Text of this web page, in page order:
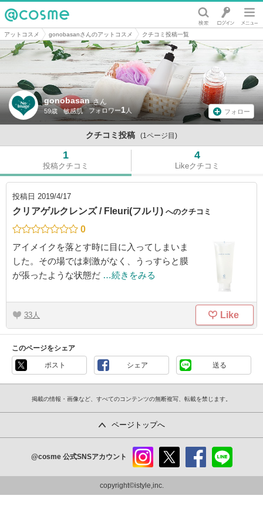
@cosme
アットコスメ gonobasanさんのアットコスメ クチコミ投稿一覧
gonobasan さん
59歳 敏感肌 1 フォロー
クチコミ投稿 (1ページ目)
1
投稿クチコミ
4
Likeクチコミ
投稿日 2019/4/17
クリアゲルクレンズ / Fleuri(フルリ) へのクチコミ
0
アイメイクを落とす時に目に入ってしまいま
した。その場では刺激がなく、うっすらと膜
が張ったような状態だ …続きをみる
33 Like
このページをシェア
ポスト シェア 送る
掲載の情報・画像など、すべてのコンテンツの無断複写、転載を禁じます。
ページトップへ
@cosme 公式SNSアカウント
ram
copyright©istyle,inc.